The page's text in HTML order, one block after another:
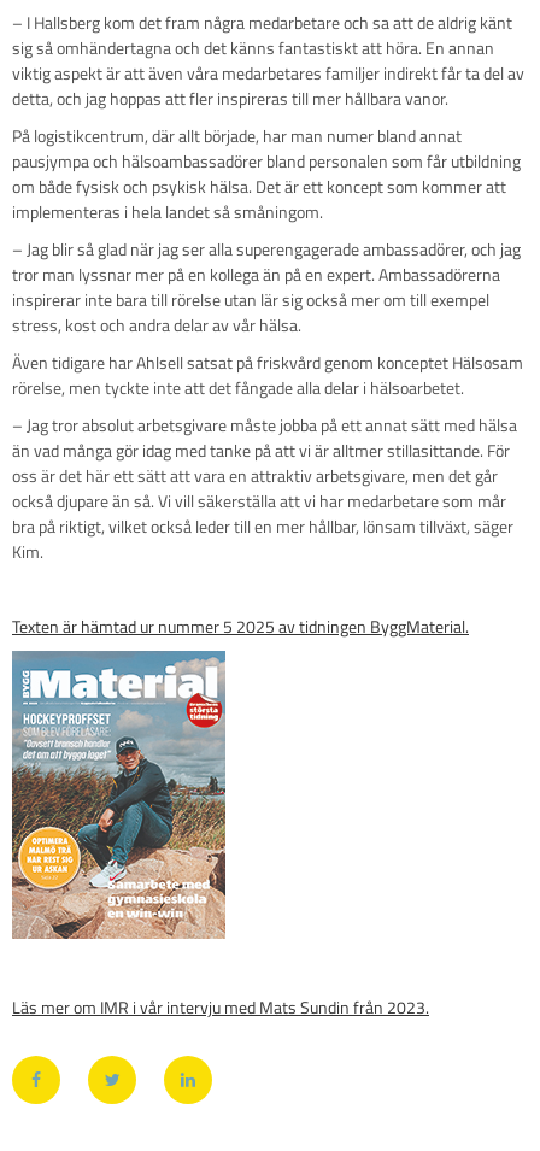
– I Hallsberg kom det fram några medarbetare och sa att de aldrig känt
sig så omhändertagna och det känns fantastiskt att höra. En annan
viktig aspekt är att även våra medarbetares familjer indirekt får ta del av
detta, och jag hoppas att fler inspireras till mer hållbara vanor.
På logistikcentrum, där allt började, har man numer bland annat
pausjympa och hälsoambassadörer bland personalen som får utbildning
om både fysisk och psykisk hälsa. Det är ett koncept som kommer att
implementeras i hela landet så småningom.
– Jag blir så glad när jag ser alla superengagerade ambassadörer, och jag
tror man lyssnar mer på en kollega än på en expert. Ambassadörerna
inspirerar inte bara till rörelse utan lär sig också mer om till exempel
stress, kost och andra delar av vår hälsa.
Även tidigare har Ahlsell satsat på friskvård genom konceptet Hälsosam
rörelse, men tyckte inte att det fångade alla delar i hälsoarbetet.
– Jag tror absolut arbetsgivare måste jobba på ett annat sätt med hälsa
än vad många gör idag med tanke på att vi är alltmer stillasittande. För
oss är det här ett sätt att vara en attraktiv arbetsgivare, men det går
också djupare än så. Vi vill säkerställa att vi har medarbetare som mår
bra på riktigt, vilket också leder till en mer hållbar, lönsam tillväxt, säger
Kim.
Texten är hämtad ur nummer 5 2025 av tidningen ByggMaterial.
Läs mer om IMR i vår intervju med Mats Sundin från 2023.